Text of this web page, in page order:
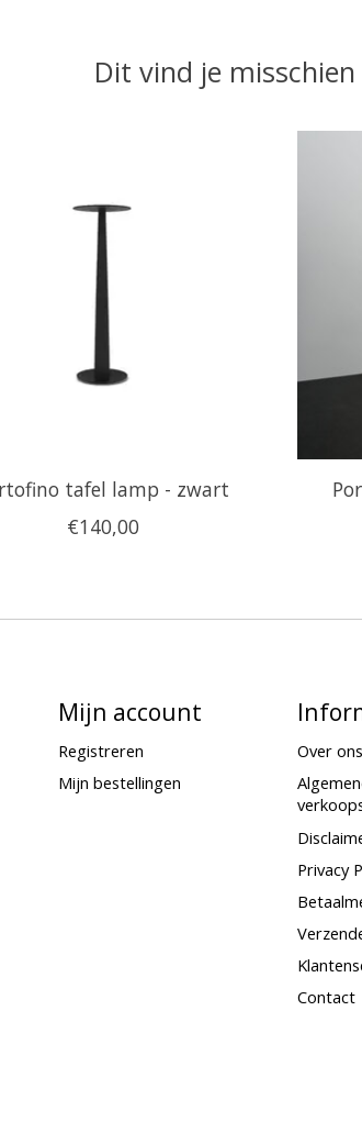
Dit vind je
tafel lamp - zwart
€140,00
Mijn account
Registreren
Mijn bestellingen
Over ons
Privacy
Contact